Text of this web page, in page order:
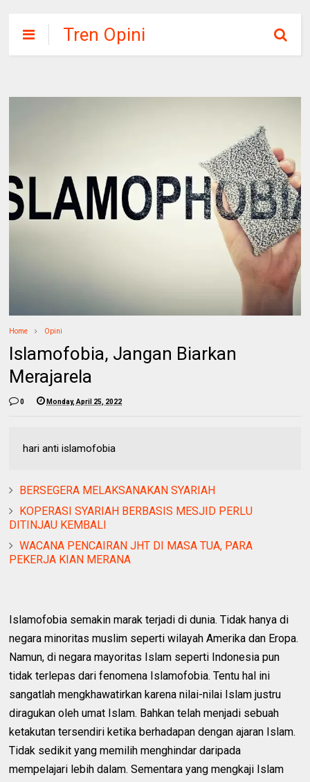
Tren Opini
Home Opini
Islamofobia, Jangan Biarkan
Merajarela
0 Monday, April 25, 2022
hari anti islamofobia
BERSEGERA MELAKSANAKAN SYARIAH
KOPERASI SYARIAH BERBASIS MESJID PERLU
DITINJAU KEMBALI
WACANA PENCAIRAN JHT DI MASA TUA, PARA
PEKERJA KIAN MERANA
Islamofobia semakin marak terjadi di dunia. Tidak hanya di
negara minoritas muslim seperti wilayah Amerika dan Eropa.
Namun, di negara mayoritas Islam seperti Indonesia pun
tidak terlepas dari fenomena Islamofobia. Tentu hal ini
sangatlah mengkhawatirkan karena nilai-nilai Islam justru
diragukan oleh umat Islam. Bahkan telah menjadi sebuah
ketakutan tersendiri ketika berhadapan dengan ajaran Islam.
Tidak sedikit yang memilih menghindar daripada
mempelajari lebih dalam. Sementara yang mengkaji Islam